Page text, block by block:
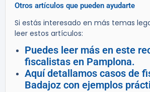
Otros artículos que pueden ayudarte
Si estás interesado en más temas
leer estos artículos:
Puedes leer más en este
fiscalistas en Pamplona.
Aquí detallamos casos de
Badajoz con ejemplos